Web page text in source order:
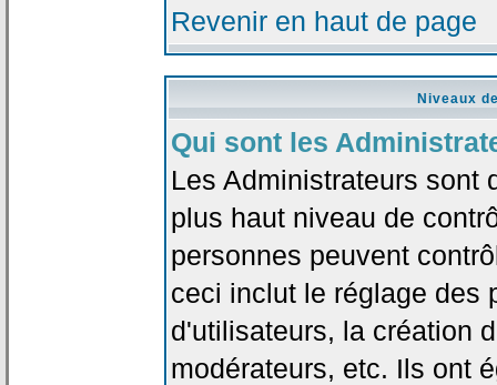
Revenir en haut de page
Niveaux
Qui sont les
Les Administrateurs sont
plus haut niveau de
personnes peuvent
ceci inclut le réglage des
d'utilisateurs, la création
modérateurs, etc. Ils ont